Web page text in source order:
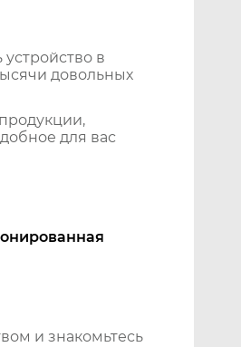
в
довольных
для вас
и знакомьтесь